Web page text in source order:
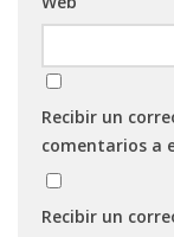
Recibir un
comentarios a
Recibir un